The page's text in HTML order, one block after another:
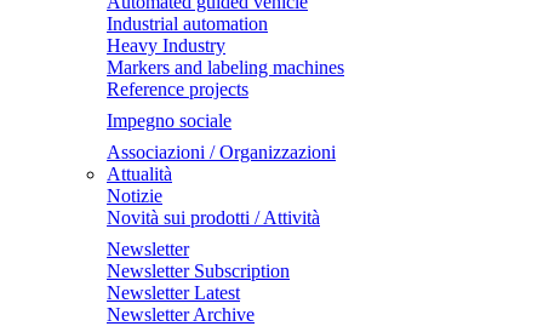
Industrial automation
Heavy Industry
Markers and labeling machines
Reference projects
Impegno sociale
Associazioni / Organizzazioni
Attualità
Notizie
Novità sui prodotti / Attività
Newsletter
Newsletter Subscription
Newsletter Latest
Newsletter Archive